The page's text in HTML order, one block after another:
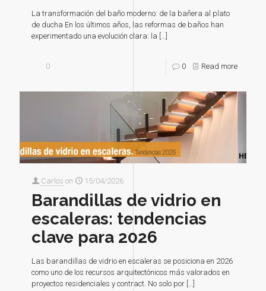
La transformación del baño moderno: de la bañera al plato
de ducha En los últimos años, las reformas de baños han
experimentado una evolución clara: la
0 0 Read more
Carlos on 15/04/2026
Barandillas de vidrio en
escaleras: tendencias
clave para 2026
Las barandillas de vidrio en escaleras se posiciona en 2026
como uno de los recursos arquitectónicos más valorados en
proyectos residenciales y contract. No solo por […]